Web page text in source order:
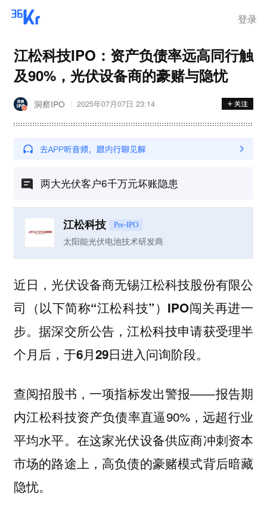
登录
江松科技IPO：资产负债率远高同行触
及90%，光伏设备商的豪赌与隐忧
洞察IPO 2025年07月07日 23:14
两大光伏客户6千万元坏账隐患
江松科技 Pre-IPO
太阳能光伏电池技术研发商
近日，光伏设备商无锡江松科技股份有限公
司（以下简称“江松科技”）IPO闯关再进一
步。据深交所公告，江松科技申请获受理半
个月后，于6月29日进入问询阶段。
查阅招股书，一项指标发出警报——报告期
内江松科技资产负债率直逼90%，远超行业
平均水平。在这家光伏设备供应商冲刺资本
市场的路途上，高负债的豪赌模式背后暗藏
隐忧。